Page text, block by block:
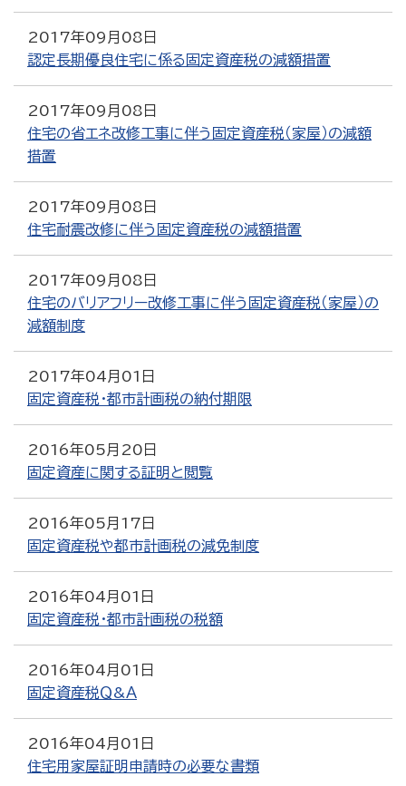
2017年09月08日
認定長期優良住宅に係る固定資産税の減額措置
2017年09月08日
住宅の省エネ改修工事に伴う固定資産税（家屋）の減額
措置
2017年09月08日
住宅耐震改修に伴う固定資産税の減額措置
2017年09月08日
住宅のバリアフリー改修工事に伴う固定資産税（家屋）の
減額制度
2017年04月01日
固定資産税・都市計画税の納付期限
2016年05月20日
固定資産に関する証明と閲覧
2016年05月17日
固定資産税や都市計画税の減免制度
2016年04月01日
固定資産税・都市計画税の税額
2016年04月01日
固定資産税Ｑ&Ａ
2016年04月01日
住宅用家屋証明申請時の必要な書類